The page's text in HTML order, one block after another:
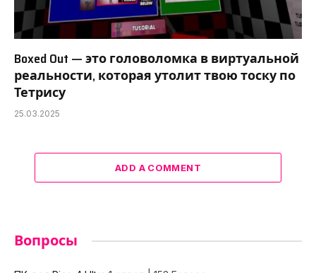
Boxed Out — это головоломка в виртуальной
реальности, которая утолит твою тоску по
Тетрису
25.03.2025
ADD A COMMENT
Вопросы